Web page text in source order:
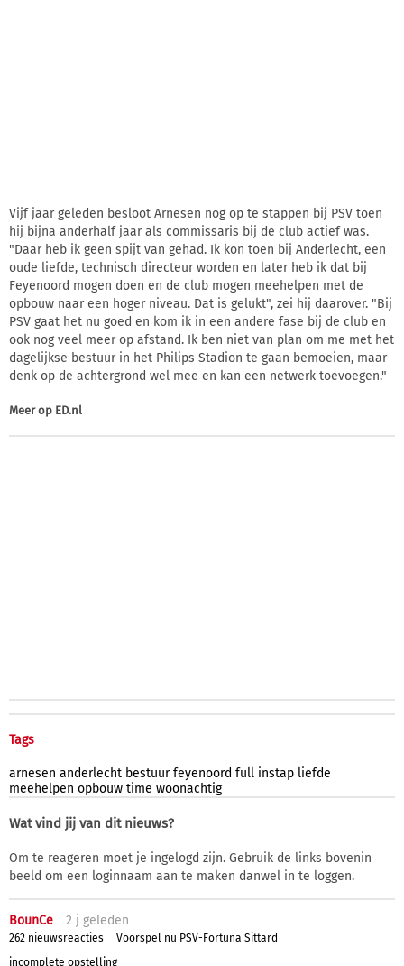
Vijf jaar geleden besloot Arnesen nog op te stappen bij PSV toen
hij bijna anderhalf jaar als commissaris bij de club actief was.
"Daar heb ik geen spijt van gehad. Ik kon toen bij Anderlecht, een
oude liefde, technisch directeur worden en later heb ik dat bij
Feyenoord mogen doen en de club mogen meehelpen met de
opbouw naar een hoger niveau. Dat is gelukt", zei hij daarover. "Bij
PSV gaat het nu goed en kom ik in een andere fase bij de club en
ook nog veel meer op afstand. Ik ben niet van plan om me met het
dagelijkse bestuur in het Philips Stadion te gaan bemoeien, maar
denk op de achtergrond wel mee en kan een netwerk toevoegen."
Meer op ED.nl
Tags
arnesen anderlecht bestuur feyenoord full instap liefde
meehelpen opbouw time woonachtig
Wat vind jij van dit nieuws?
Om te reageren moet je ingelogd zijn. Gebruik de links bovenin
beeld om een loginnaam aan te maken danwel in te loggen.
BounCe 2 j geleden
262 nieuwsreacties
Voorspel nu PSV-Fortuna Sittard
incomplete opstelling